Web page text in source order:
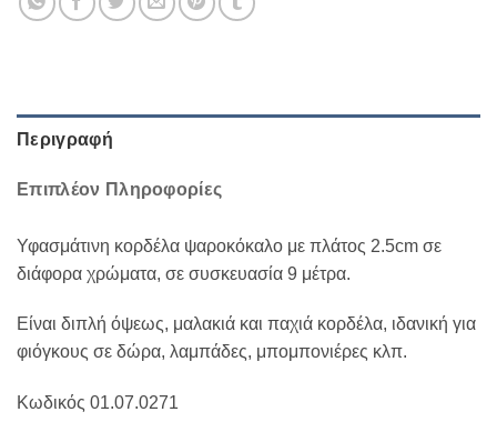
Περιγραφή
Επιπλέον Πληροφορίες
Υφασμάτινη κορδέλα ψαροκόκαλο με πλάτος 2.5cm σε
διάφορα χρώματα, σε συσκευασία 9 μέτρα.
Είναι διπλή όψεως, μαλακιά και παχιά κορδέλα, ιδανική για
φιόγκους σε δώρα, λαμπάδες, μπομπονιέρες κλπ.
Κωδικός 01.07.0271